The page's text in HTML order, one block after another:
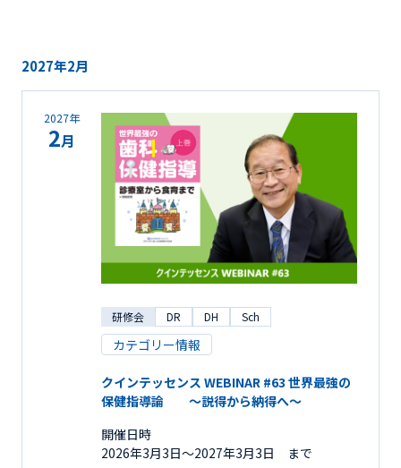
2027年2月
2027年
2月
研修会 DR DH Sch
カテゴリー情報
クインテッセンス WEBINAR #63 世界最強の
保健指導論 ～説得から納得へ～
開催日時
2026年3月3日〜2027年3月3日 まで